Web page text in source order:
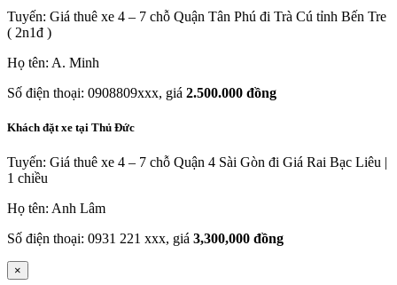
Tuyến: Giá thuê xe 4 – 7 chỗ Quận Tân Phú đi Trà Cú tỉnh Bến Tre
( 2n1đ )
Họ tên: A. Minh
Số điện thoại: 0908809xxx, giá 2.500.000 đồng
Khách đặt xe tại Thủ Đức
Tuyến: Giá thuê xe 4 – 7 chỗ Quận 4 Sài Gòn đi Giá Rai Bạc Liêu |
1 chiều
Họ tên: Anh Lâm
Số điện thoại: 0931 221 xxx, giá 3,300,000 đồng
×